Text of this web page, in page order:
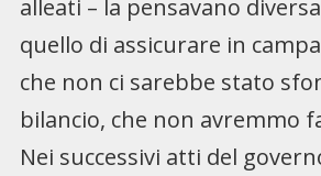
alleati – la pensavano
quello di assicurare in
che non ci sarebbe stato
bilancio, che non avremmo
Nei successivi atti del